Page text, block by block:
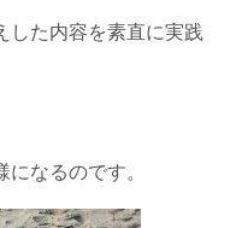
した内容を素直に実践
なるのです。